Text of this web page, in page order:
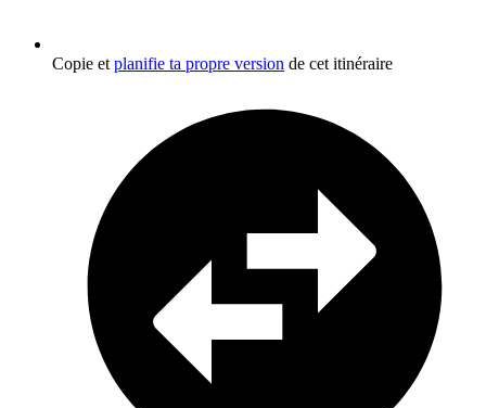
Copie et planifie ta propre version de cet itinéraire